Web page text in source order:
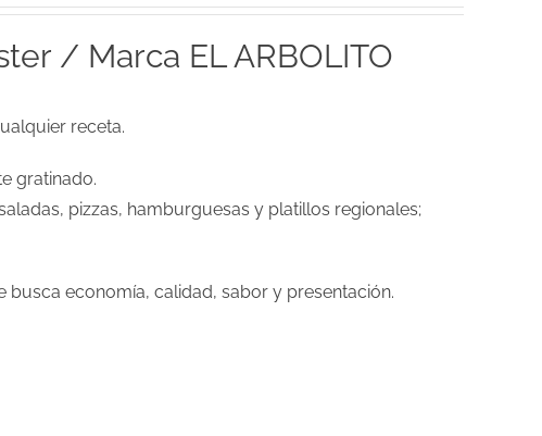
/ Marca EL ARBOLITO
receta.
gratinado.
pizzas, hamburguesas y platillos regionales;
economía, calidad, sabor y presentación.